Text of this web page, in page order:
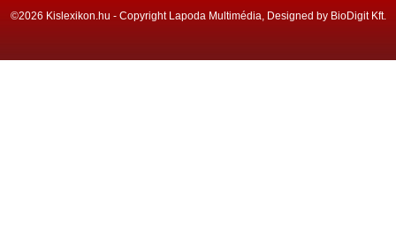
©2026 Kislexikon.hu - Copyright Lapoda Multimédia, Designed by BioDigit Kft.